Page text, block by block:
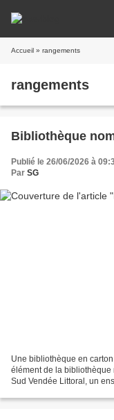
Accueil » rangements
rangements
Bibliothèque
Publié le 26/06/2026 à
Par SG
Une bibliothèque en
élément de la bibliothèque
Sud Vendée Littoral, un